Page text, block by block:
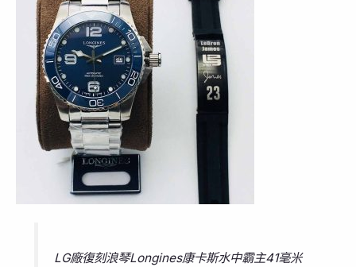
LG廠復刻浪琴Longines康卡斯水中霸主41毫米